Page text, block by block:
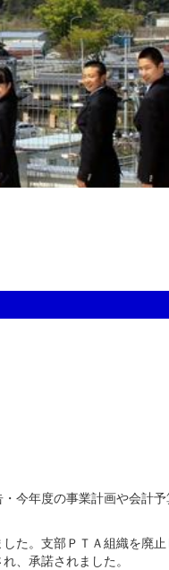
今年度の事業計画や会計
た。支部ＰＴＡ組織を廃
、承諾されました。